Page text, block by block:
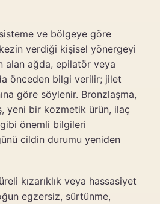
ve bölgeye göre
verdiği kişisel yönergeyi
alan ağda, epilatör veya
önceden bilgi verilir; jilet
göre söylenir. Bronzlaşma,
yeni bir kozmetik ürün, ilaç
önemli bilgileri
cildin durumu yeniden
kızarıklık veya hassasiyet
egzersiz, sürtünme,